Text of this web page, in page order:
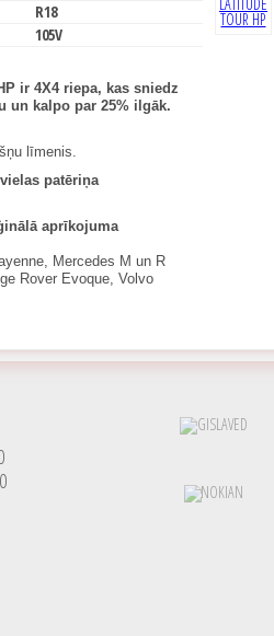
R18
105V
ir 4X4 riepa, kas sniedz
un kalpo par 25% ilgāk.
līmenis.
patēriņa
aprīkojuma
Mercedes M un R
Rover Evoque, Volvo